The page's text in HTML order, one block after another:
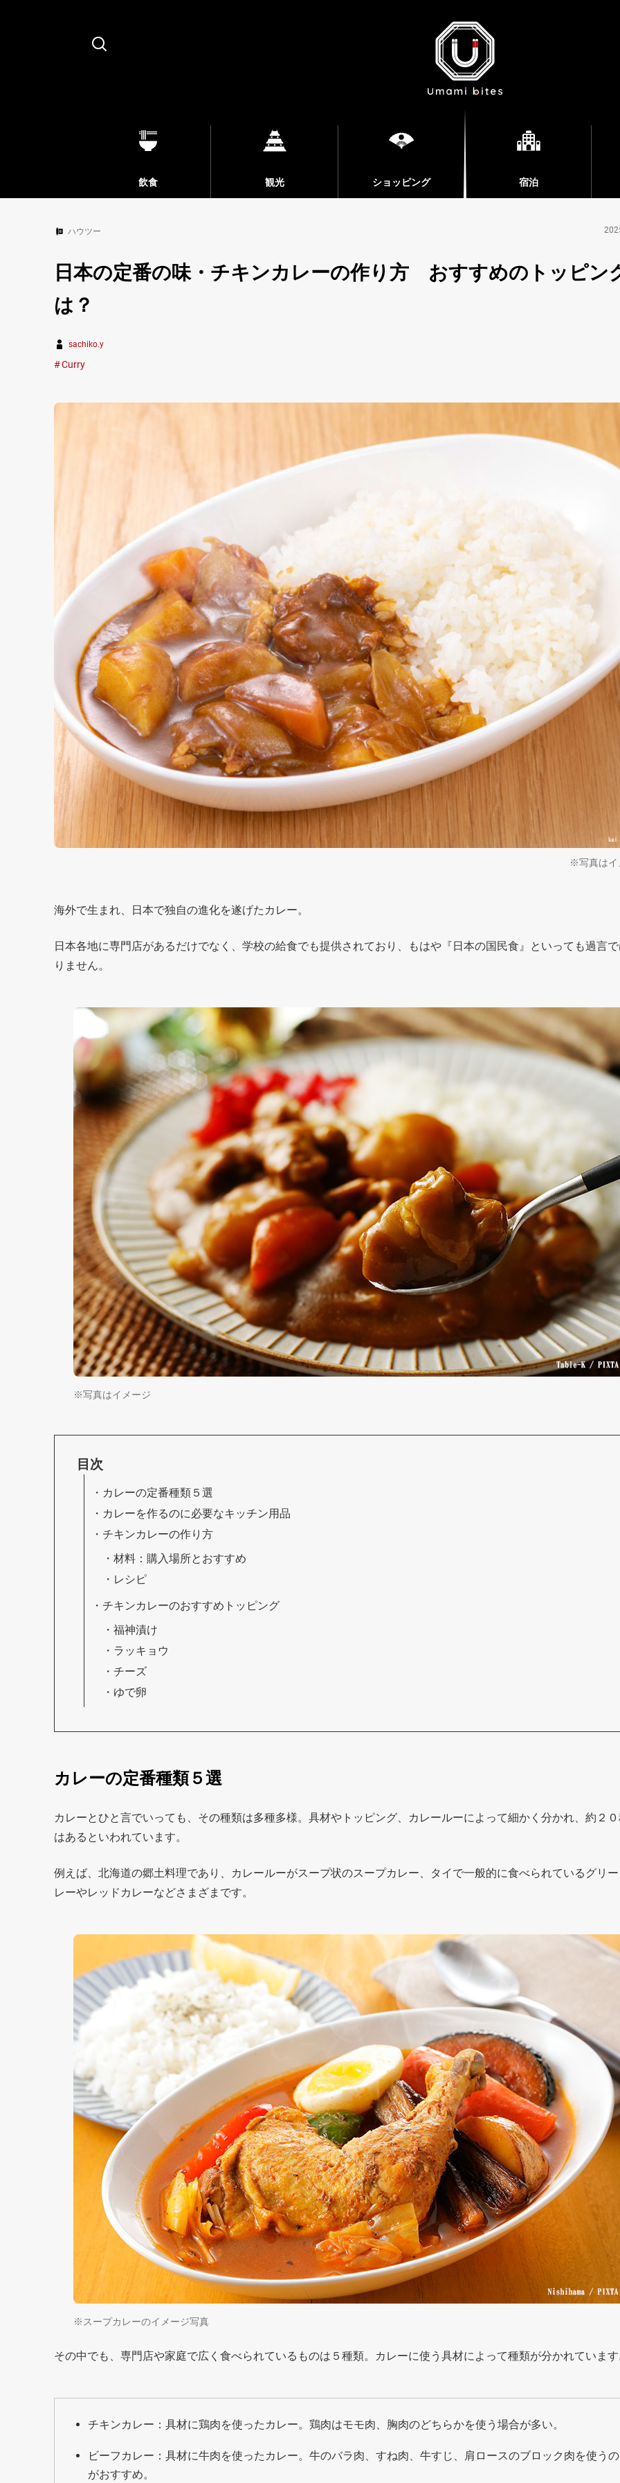
Search
飲食 観光 ショッピング 宿泊
ハウツー
日本の定番の味・チキンカレーの作り方 おすすめのトッピン
は？
sachiko.y
Curry
※写真はイ
海外で生まれ、日本で独自の進化を遂げたカレー。
日本各地に専門店があるだけでなく、学校の給食でも提供されており、もはや『日本の国民食』といっても過言
りません。
※写真はイメージ
目次
カレーの定番種類５選
カレーを作るのに必要なキッチン用品
チキンカレーの作り方
材料：購入場所とおすすめ
レシピ
チキンカレーのおすすめトッピング
福神漬け
ラッキョウ
チーズ
ゆで卵
カレーの定番種類５選
カレーとひと言でいっても、その種類は多種多様。具材やトッピング、カレールーによって細かく分かれ、約２
はあるといわれています。
例えば、北海道の郷土料理であり、カレールーがスープ状のスープカレー、タイで一般的に食べられているグリ
レーやレッドカレーなどさまざまです。
※スープカレーのイメージ写真
その中でも、専門店や家庭で広く食べられているものは５種類。カレーに使う具材によって種類が分かれていま
チキンカレー：具材に鶏肉を使ったカレー。鶏肉はモモ肉、胸肉のどちらかを使う場合が多い。
ビーフカレー：具材に牛肉を使ったカレー。牛のバラ肉、すね肉、牛すじ、肩ロースのブロック肉を使うの
がおすすめ。